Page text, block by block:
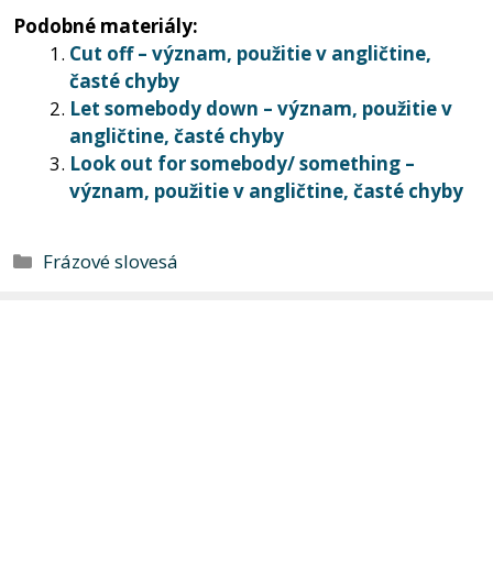
Podobné materiály:
Cut off – význam, použitie v angličtine,
časté chyby
Let somebody down – význam, použitie v
angličtine, časté chyby
Look out for somebody/ something –
význam, použitie v angličtine, časté chyby
Kategórie
Frázové slovesá